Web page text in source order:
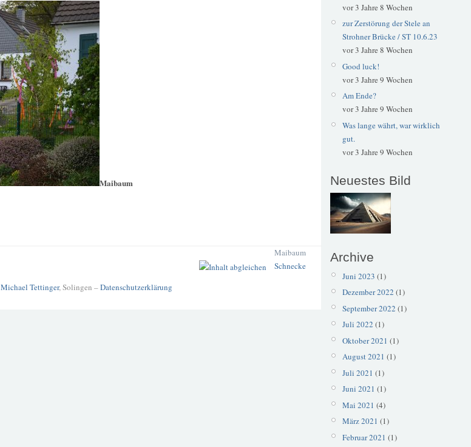
Maibaum
Maibaum
Schnecke
Michael Tettinger, Solingen –Datenschutzerklärung
vor 3 Jahre 8 Wochen
zur Zerstörung der Stele an
Strohner Brücke / ST 10.6.23
vor 3 Jahre 8 Wochen
Good luck!
vor 3 Jahre 9 Wochen
Am Ende?
vor 3 Jahre 9 Wochen
Was lange währt, war wirklich
gut.
vor 3 Jahre 9 Wochen
Neuestes Bild
Archive
Juni 2023 (1)
Dezember 2022 (1)
September 2022 (1)
Juli 2022 (1)
Oktober 2021 (1)
August 2021 (1)
Juli 2021 (1)
Juni 2021 (1)
Mai 2021 (4)
März 2021 (1)
Februar 2021 (1)